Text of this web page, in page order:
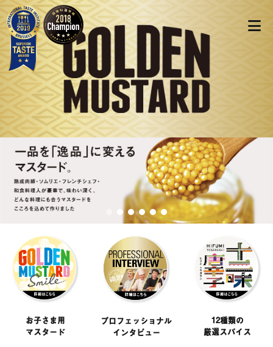
お子さま用
マスタード
プロフェッショナル
インタビュー
12種類の
厳選スパイス